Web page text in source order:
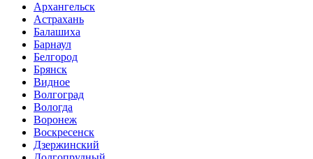
Архангельск
Астрахань
Балашиха
Барнаул
Белгород
Брянск
Видное
Волгоград
Вологда
Воронеж
Воскресенск
Дзержинский